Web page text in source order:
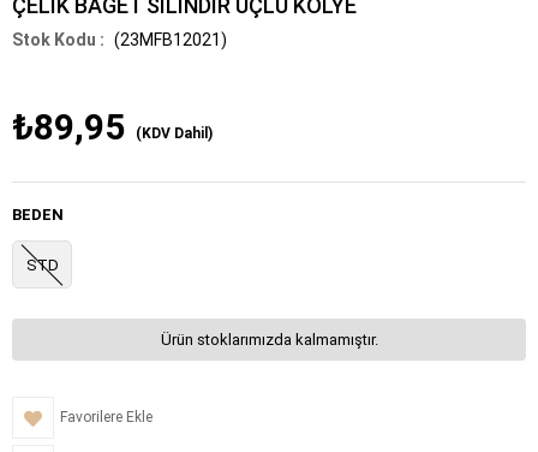
ÇELİK BAGET SİLİNDİR UÇLU KOLYE
(23MFB12021)
₺89,95 (KDV Dahil)
BEDEN
STD
Ürün stoklarımızda kalmamıştır.
Favorilere Ekle